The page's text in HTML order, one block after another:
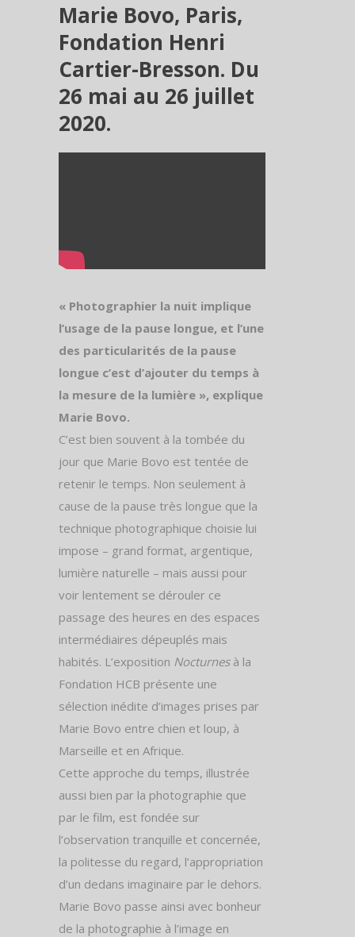
Marie Bovo, Paris,
Fondation Henri
Cartier-Bresson. Du
26 mai au 26 juillet
2020.
« Photographier la nuit implique
l’usage de la pause longue, et l’une
des particularités de la pause
longue c’est d’ajouter du temps à
la mesure de la lumière », explique
Marie Bovo.
C’est bien souvent à la tombée du
jour que Marie Bovo est tentée de
retenir le temps. Non seulement à
cause de la pause très longue que la
technique photographique choisie lui
impose – grand format, argentique,
lumière naturelle – mais aussi pour
voir lentement se dérouler ce
passage des heures en des espaces
intermédiaires dépeuplés mais
habités. L’exposition Nocturnesà la
Fondation HCB présente une
sélection inédite d’images prises par
Marie Bovo entre chien et loup, à
Marseille et en Afrique.
Cette approche du temps, illustrée
aussi bien par la photographie que
par le film, est fondée sur
l’observation tranquille et concernée,
la politesse du regard, l’appropriation
d’un dedans imaginaire par le dehors.
Marie Bovo passe ainsi avec bonheur
de la photographie à l’image en